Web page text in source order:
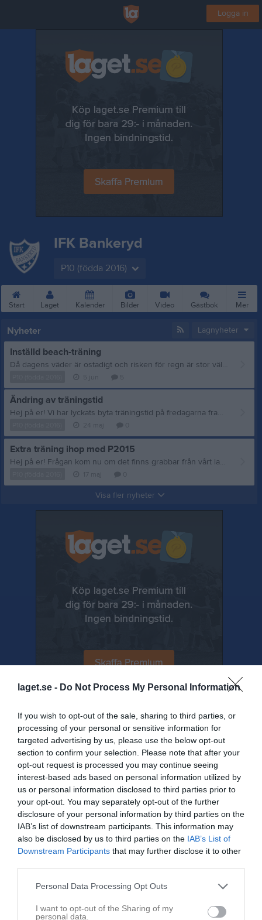
laget.se - Do Not Process My Personal Information
If you wish to opt-out of the sale, sharing to third parties, or
processing of your personal or sensitive information for
targeted advertising by us, please use the below opt-out
section to confirm your selection. Please note that after your
opt-out request is processed you may continue seeing
interest-based ads based on personal information utilized by
us or personal information disclosed to third parties prior to
your opt-out. You may separately opt-out of the further
disclosure of your personal information by third parties on the
IAB’s list of downstream participants. This information may
also be disclosed by us to third parties on the IAB’s List of
Downstream Participants that may further disclose it to other
Personal Data Processing Opt Outs
I want to opt-out of the Sharing of my
personal data.
Logga in
IFK Bankeryd
P10 (födda 2016)
Start Laget Kalender Bilder Video Gästbok Mer
Nyheter Lagnyheter
Inställd beach-träning
Då dagens väder är ostadigt och risken för regn är stor väljer vi att ställa in träningen. Ni som är anmälda till träningen får gärna skriv en kommentar att ni läst detta, så vet vi att informationen gått fram. Mvh ledarna
Ändring av träningstid
Hej på er! Vi har lyckats byta träningstid på fredagarna framöver, så att vi börjar en timme tidigare och kan ta fredagkväll lite tidigare. Ny träningstid är alltså 17.00-18.00 på fredagar. Imorgon måndag närvarar vi inte på p2015 träningen, då dom hade annat för sig.
Extra träning ihop med P2015
Hej på er! Frågan kom nu om det finns grabbar från vårt lag, som vill vara med på p2015 träningen mellan 17-18 imorgon måndag. Alla som är sugna på lite extra träning och tyckte det var roligt i fredags, välkomna ner så kör vi lite match och har kul.
Visa fler nyheter
Senast uppladdade video
Ingen video uppladdad
Logga in och ladda upp ert första klipp
Senast uppdaterade album